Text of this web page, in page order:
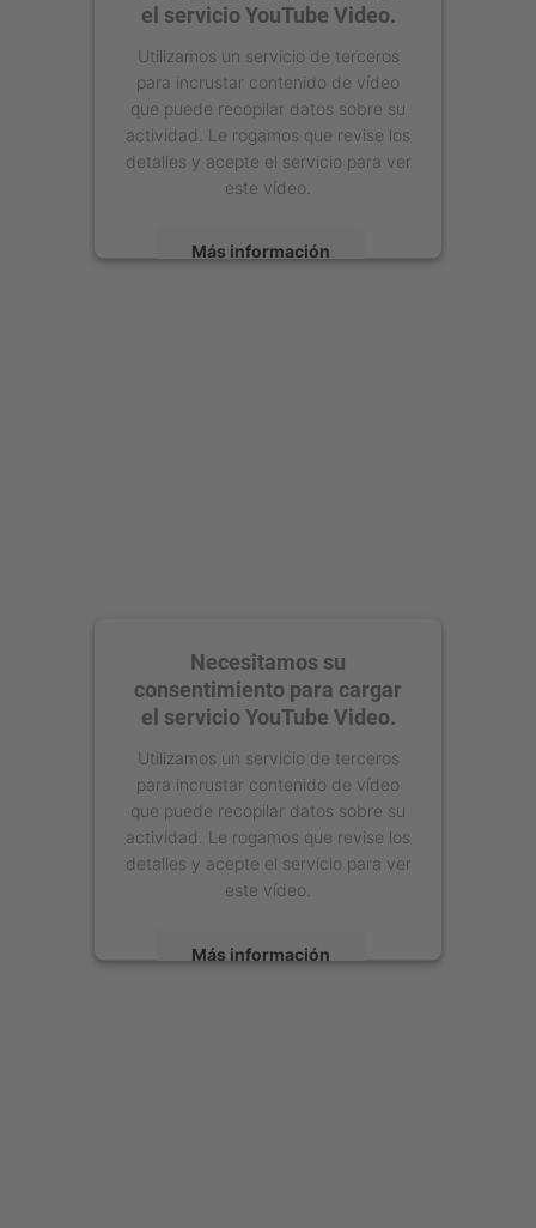
el servicio YouTube Video.
Utilizamos un servicio de terceros
para incrustar contenido de vídeo
que puede recopilar datos sobre su
actividad. Le rogamos que revise los
detalles y acepte el servicio para ver
este vídeo.
Más información
Necesitamos su
consentimiento para cargar
el servicio YouTube Video.
Utilizamos un servicio de terceros
para incrustar contenido de vídeo
que puede recopilar datos sobre su
actividad. Le rogamos que revise los
detalles y acepte el servicio para ver
este vídeo.
Más información